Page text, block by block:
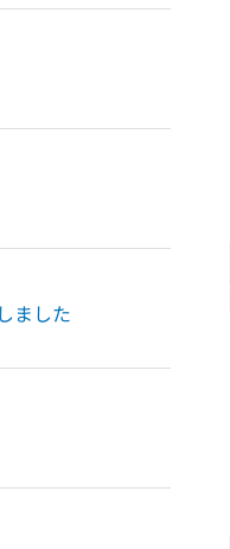
ました